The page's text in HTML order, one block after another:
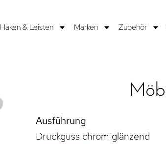
Haken & Leisten Marken Zubehör
Ausführung
Druckguss chrom glänzend